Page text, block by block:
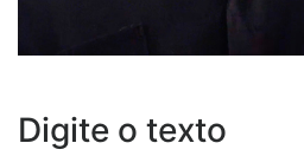
Digite o texto